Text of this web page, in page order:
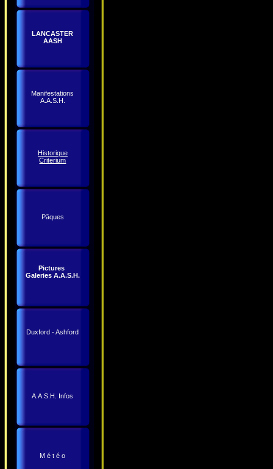
LANCASTER
AASH
Manifestations
A.A.S.H.
Historique
Criterium
Pâques
Pictures
Galeries A.A.S.H.
Duxford - Ashford
A.A.S.H. Infos
M é t é o